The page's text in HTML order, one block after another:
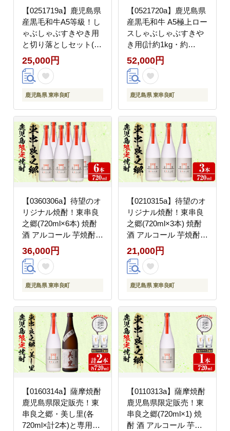
【0251719a】鹿児島県
産黒毛和牛A5等級！し
ゃぶしゃぶすきやき用
と切り落としセット(合
計約1kg・各500g×2P)
牛肉 肉 和牛 冷凍 国産
鹿児島県産 お肉 モモ
しゃぶしゃぶ すき焼き
冷凍 【前田畜産たかし
や】
25,000円
鹿児島県 東串良町
【0521720a】鹿児島県
産黒毛和牛 A5極上ロー
スしゃぶしゃぶすきや
き用(計約1kg・約
500g×2P) 牛肉 肉 和牛
冷凍 国産 お肉 しゃぶ
しゃぶ すき焼き 冷凍
52,000円
鹿児島県 東串良町
【0360306a】待望のオ
リジナル焼酎！東串良
之郷(720ml×6本) 焼酎
酒 アルコール 芋焼酎
薩摩芋 常温 常温保存
【児玉酒店】
36,000円
鹿児島県 東串良町
【0210315a】待望のオ
リジナル焼酎！東串良
之郷(720ml×3本) 焼酎
酒 アルコール 芋焼酎
薩摩芋 常温 常温保存
【児玉酒店】
21,000円
鹿児島県 東串良町
【0160314a】薩摩焼酎
鹿児島県限定販売！東
串良之郷・美し里(各
720ml×計2本)と専用グ
【0110313a】薩摩焼酎
鹿児島県限定販売！東
串良之郷(720ml×1) 焼
酎 酒 アルコール 芋焼